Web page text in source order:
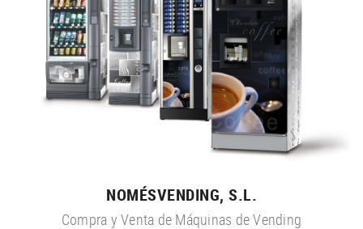
NOMÉSVENDING, S.L.
Compra y Venta de Máquinas de Vending